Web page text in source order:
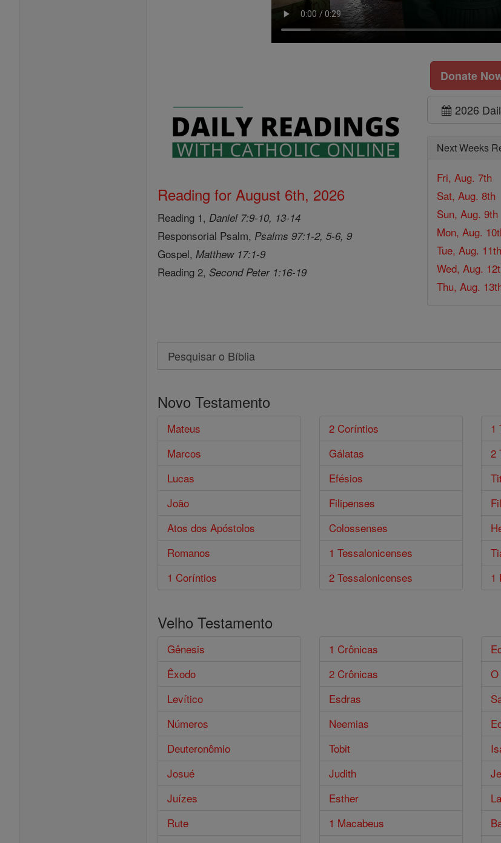
Donate
Reading for August 6th, 2026
Reading 1, Daniel 7:9-10, 13-14
Responsorial Psalm, Psalms 97:1-2, 5-6, 9
Gospel,Matthew 17:1-9
Reading 2,Second Peter 1:16-19
2026
Next Weeks
Fri, Aug. 7th
Sat, Aug. 8th
Sun, Aug. 9th
Mon, Aug.
Tue, Aug. 11th
Wed, Aug.
Thu, Aug.
Search
Pesquisar
Bíblia
Novo Testamento
Mateus
Marcos
Lucas
João
Atos dos Apóstolos
Romanos
1 Coríntios
2 Coríntios
Gálatas
Efésios
Filipenses
Colossenses
1 Tessalonicenses
2 Tessalonicenses
1
2
1
Velho Testamento
Gênesis
Êxodo
Levítico
Números
Deuteronômio
Josué
Juízes
Rute
1 Crônicas
2 Crônicas
Esdras
Neemias
Tobit
Judith
Esther
1 Macabeus